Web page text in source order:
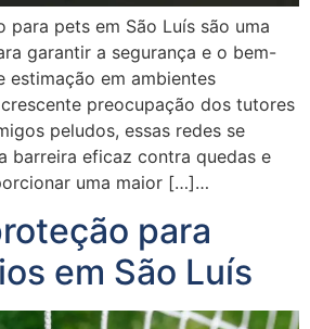
para pets em São Luís são uma
garantir a segurança e o bem-
estimação em ambientes
preocupação dos tutores
peludos, essas redes se
barreira eficaz contra quedas e
uma maior […]…
para
em São Luís